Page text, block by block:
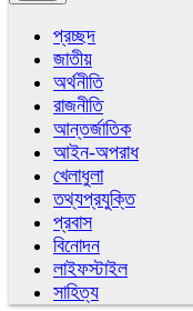
প্রচ্ছদ
জাতীয়
অর্থনীতি
রাজনীতি
আন্তর্জাতিক
আইন-অপরাধ
খেলাধুলা
তথ্যপ্রযুক্তি
প্রবাস
বিনোদন
লাইফস্টাইল
সাহিত্য